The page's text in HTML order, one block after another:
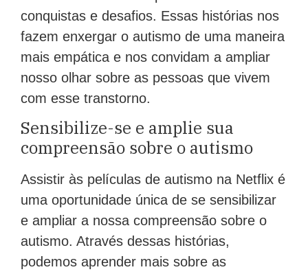
conquistas e desafios. Essas histórias nos
fazem enxergar o autismo de uma maneira
mais empática e nos convidam a ampliar
nosso olhar sobre as pessoas que vivem
com esse transtorno.
Sensibilize-se e amplie sua
compreensão sobre o autismo
Assistir às películas de autismo na Netflix é
uma oportunidade única de se sensibilizar
e ampliar a nossa compreensão sobre o
autismo. Através dessas histórias,
podemos aprender mais sobre as